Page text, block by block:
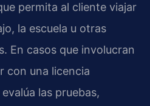
permita al cliente viajar
la escuela u otras
En casos que involucran
con una licencia
las pruebas,